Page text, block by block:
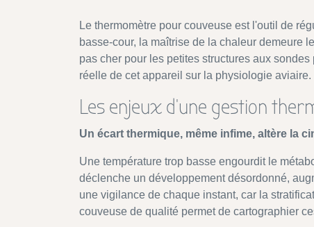
Le thermomètre pour couveuse est l'outil de
basse-cour, la maîtrise de la chaleur demeure
pas cher pour les petites structures aux
réelle de cet appareil sur la physiologie aviaire.
Les enjeux d'une gestion
Un écart thermique, même infime, altère la
Une température trop basse engourdit le
déclenche un développement désordonné,
une vigilance de chaque instant, car la
couveuse de qualité permet de cartographier